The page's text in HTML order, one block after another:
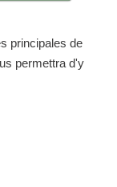
principales de
permettra d'y